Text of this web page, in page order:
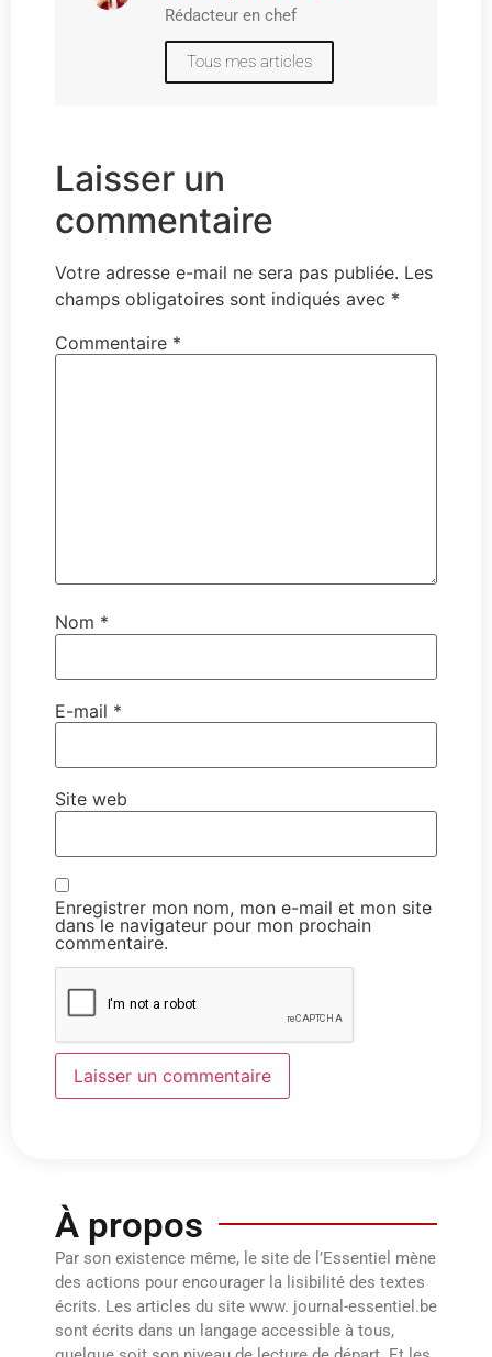
Rédacteur en chef
Tous mes articles
Laisser un
commentaire
Votre adresse e-mail ne sera pas publiée. Les
champs obligatoires sont indiqués avec *
Commentaire *
Nom *
E-mail *
Site web
Enregistrer mon nom, mon e-mail et mon site
dans le navigateur pour mon prochain
commentaire.
À propos
Par son existence même, le site de l’Essentiel mène
des actions pour encourager la lisibilité des textes
écrits. Les articles du site www. journal-essentiel.be
sont écrits dans un langage accessible à tous,